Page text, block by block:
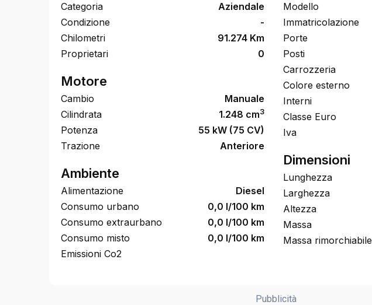
Categoria
Aziendale
Condizione
-
Chilometri
91.274 Km
Proprietari
0
Motore
Cambio
Manuale
Cilindrata
1.248 cm3
Potenza
55 kW (75 CV)
Trazione
Anteriore
Ambiente
Alimentazione
Diesel
Consumo urbano
0,0 l/100 km
Consumo extraurbano
0,0 l/100 km
Consumo misto
0,0 l/100 km
Emissioni Co2
Modello
Immatricolazione
Porte
Posti
Carrozzeria
Colore esterno
Interni
Classe Euro
Iva
Dimensioni
Lunghezza
Larghezza
Altezza
Massa
Massa rimorchiabile
Pubblicità